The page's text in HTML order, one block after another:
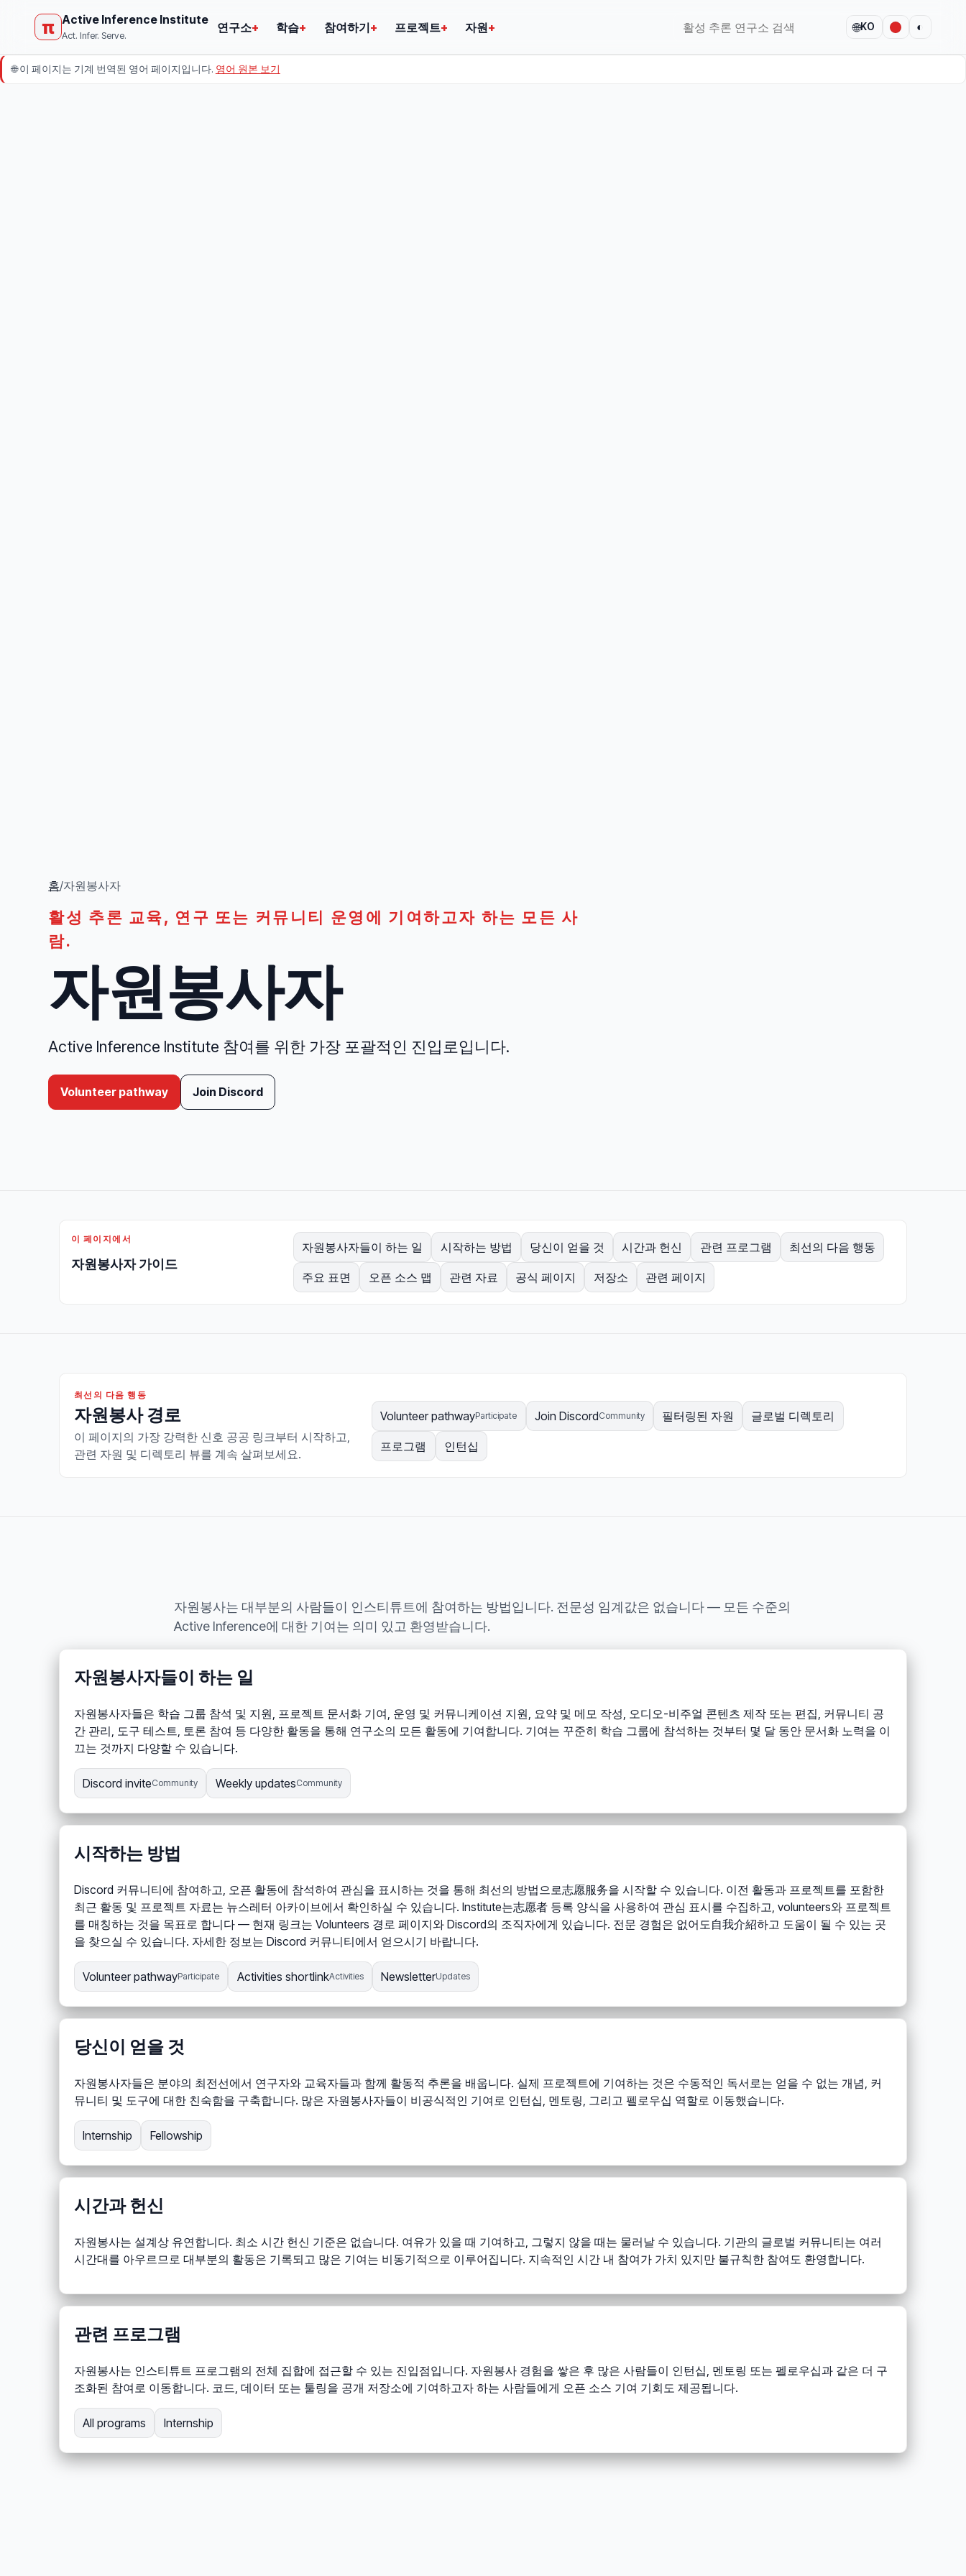
π Active Inference Institute
Act. Infer. Serve.
연구소+ 학습+ 참여하기+ 프로젝트+ 자원+ 🌐KO ◐
🌐이 페이지는 기계 번역된 영어 페이지입니다. 영어 원본 보기
홈/자원봉사자
활성 추론 교육, 연구 또는 커뮤니티 운영에 기여하고자 하는 모든 사
람.
자원봉사자
Active Inference Institute 참여를 위한 가장 포괄적인 진입로입니다.
Volunteer pathway Join Discord
이 페이지에서
자원봉사자 가이드
자원봉사자들이 하는 일 시작하는 방법 당신이 얻을 것 시간과 헌신 관련 프로그램 최선의 다음 행동
주요 표면 오픈 소스 맵 관련 자료 공식 페이지 저장소 관련 페이지
최선의 다음 행동
자원봉사 경로
이 페이지의 가장 강력한 신호 공공 링크부터 시작하고,
관련 자원 및 디렉토리 뷰를 계속 살펴보세요.
Volunteer pathwayParticipate Join DiscordCommunity 필터링된 자원 글로벌 디렉토리
프로그램 인턴십
자원봉사는 대부분의 사람들이 인스티튜트에 참여하는 방법입니다. 전문성 임계값은 없습니다 — 모든 수준의
Active Inference에 대한 기여는 의미 있고 환영받습니다.
자원봉사자들이 하는 일
자원봉사자들은 학습 그룹 참석 및 지원, 프로젝트 문서화 기여, 운영 및 커뮤니케이션 지원, 요약 및 메모 작성, 오디오-비주얼 콘텐츠 제작 또는 편집, 커뮤니티 공
간 관리, 도구 테스트, 토론 참여 등 다양한 활동을 통해 연구소의 모든 활동에 기여합니다. 기여는 꾸준히 학습 그룹에 참석하는 것부터 몇 달 동안 문서화 노력을 이
끄는 것까지 다양할 수 있습니다.
Discord inviteCommunity Weekly updatesCommunity
시작하는 방법
Discord 커뮤니티에 참여하고, 오픈 활동에 참석하여 관심을 표시하는 것을 통해 최선의 방법으로志愿服务을 시작할 수 있습니다. 이전 활동과 프로젝트를 포함한
최근 활동 및 프로젝트 자료는 뉴스레터 아카이브에서 확인하실 수 있습니다. Institute는志愿者 등록 양식을 사용하여 관심 표시를 수집하고, volunteers와 프로젝트
를 매칭하는 것을 목표로 합니다 — 현재 링크는 Volunteers 경로 페이지와 Discord의 조직자에게 있습니다. 전문 경험은 없어도自我介紹하고 도움이 될 수 있는 곳
을 찾으실 수 있습니다. 자세한 정보는 Discord 커뮤니티에서 얻으시기 바랍니다.
Volunteer pathwayParticipate Activities shortlinkActivities NewsletterUpdates
당신이 얻을 것
자원봉사자들은 분야의 최전선에서 연구자와 교육자들과 함께 활동적 추론을 배웁니다. 실제 프로젝트에 기여하는 것은 수동적인 독서로는 얻을 수 없는 개념, 커
뮤니티 및 도구에 대한 친숙함을 구축합니다. 많은 자원봉사자들이 비공식적인 기여로 인턴십, 멘토링, 그리고 펠로우십 역할로 이동했습니다.
Internship Fellowship
시간과 헌신
자원봉사는 설계상 유연합니다. 최소 시간 헌신 기준은 없습니다. 여유가 있을 때 기여하고, 그렇지 않을 때는 물러날 수 있습니다. 기관의 글로벌 커뮤니티는 여러
시간대를 아우르므로 대부분의 활동은 기록되고 많은 기여는 비동기적으로 이루어집니다. 지속적인 시간 내 참여가 가치 있지만 불규칙한 참여도 환영합니다.
관련 프로그램
자원봉사는 인스티튜트 프로그램의 전체 집합에 접근할 수 있는 진입점입니다. 자원봉사 경험을 쌓은 후 많은 사람들이 인턴십, 멘토링 또는 펠로우십과 같은 더 구
조화된 참여로 이동합니다. 코드, 데이터 또는 툴링을 공개 저장소에 기여하고자 하는 사람들에게 오픈 소스 기여 기회도 제공됩니다.
All programs Internship